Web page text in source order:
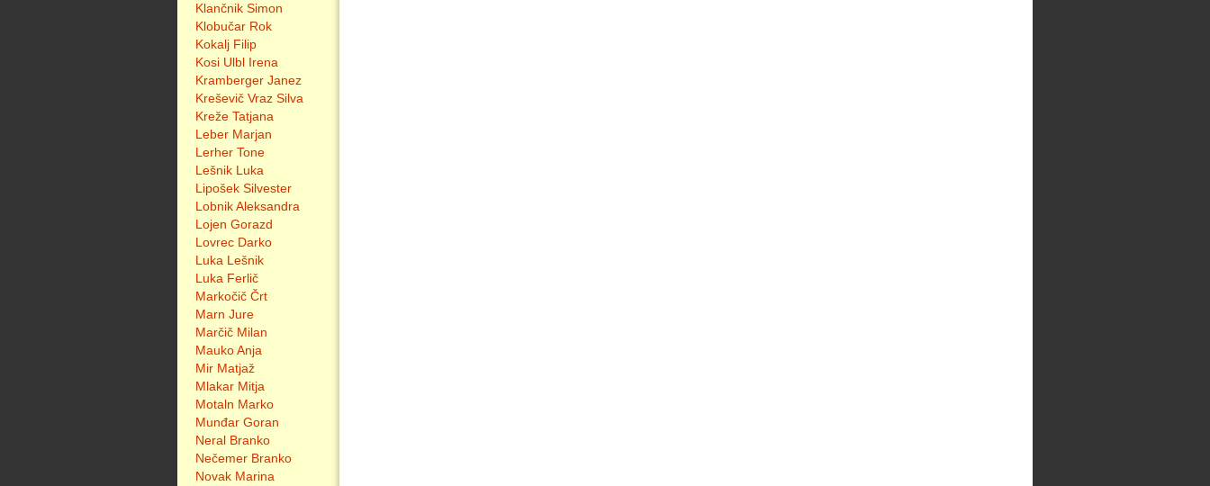
Klančnik Simon
Klobučar Rok
Kokalj Filip
Kosi Ulbl Irena
Kramberger Janez
Kreševič Vraz Silva
Kreže Tatjana
Leber Marjan
Lerher Tone
Lešnik Luka
Lipošek Silvester
Lobnik Aleksandra
Lojen Gorazd
Lovrec Darko
Luka Lešnik
Luka Ferlič
Markočič Črt
Marn Jure
Marčič Milan
Mauko Anja
Mir Matjaž
Mlakar Mitja
Motaln Marko
Munđar Goran
Neral Branko
Nečemer Branko
Novak Marina